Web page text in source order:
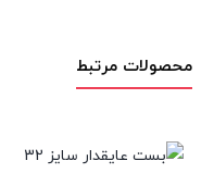
16
محصولات مرتبط